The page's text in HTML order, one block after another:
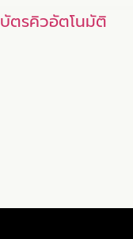
ตรคิวอัตโนมัติ